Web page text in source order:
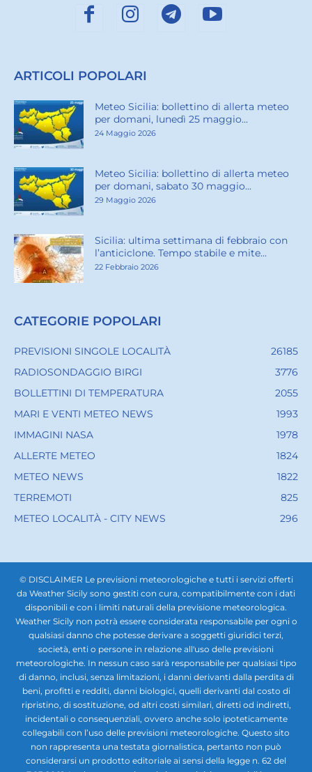
ARTICOLI POPOLARI
Meteo Sicilia: bollettino di allerta meteo
per domani, lunedì 25 maggio...
24 Maggio 2026
Meteo Sicilia: bollettino di allerta meteo
per domani, sabato 30 maggio...
29 Maggio 2026
Sicilia: ultima settimana di febbraio con
l’anticiclone. Tempo stabile e mite...
22 Febbraio 2026
CATEGORIE POPOLARI
PREVISIONI SINGOLE LOCALITÀ
26185
RADIOSONDAGGIO BIRGI
3776
BOLLETTINI DI TEMPERATURA
2055
MARI E VENTI METEO NEWS
1993
IMMAGINI NASA
1978
ALLERTE METEO
1824
METEO NEWS
1822
TERREMOTI
825
METEO LOCALITÀ - CITY NEWS
296
© DISCLAIMER Le previsioni meteorologiche e tutti i servizi offerti
da Weather Sicily sono gestiti con cura, compatibilmente con i dati
disponibili e con i limiti naturali della previsione meteorologica.
Weather Sicily non potrà essere considerata responsabile per ogni o
qualsiasi danno che potesse derivare a soggetti giuridici terzi,
società, enti o persone in relazione all'uso delle previsioni
meteorologiche. In nessun caso sarà responsabile per qualsiasi tipo
di danno, inclusi, senza limitazioni, i danni derivanti dalla perdita di
beni, profitti e redditi, danni biologici, quelli derivanti dal costo di
ripristino, di sostituzione, od altri costi similari, diretti od indiretti,
incidentali o consequenziali, ovvero anche solo ipoteticamente
collegabili con l’uso delle previsioni meteorologiche. Questo sito
non rappresenta una testata giornalistica, pertanto non può
considerarsi un prodotto editoriale ai sensi della legge n. 62 del